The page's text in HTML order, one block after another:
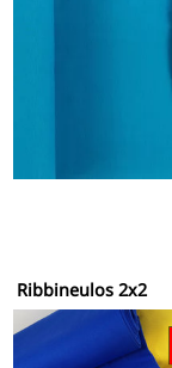
Ribbineulos 2x2